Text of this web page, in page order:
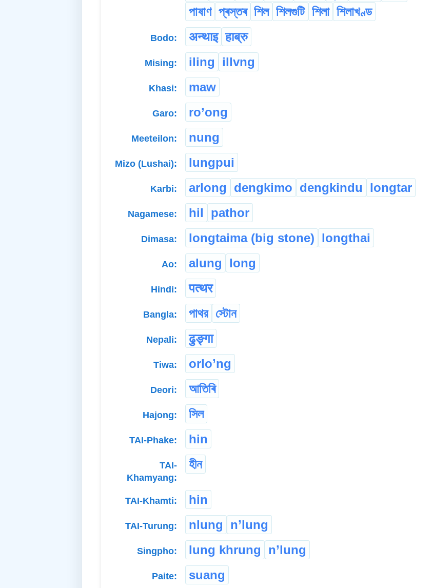
পাষাণ প্ৰস্তৰ শিল শিলগুটি শিলা শিলাখণ্ড
Bodo: अन्थाइ हाब्रु
Mising: iling illvng
Khasi: maw
Garo: ro’ong
Meeteilon: nung
Mizo (Lushai): lungpui
Karbi: arlong dengkimo dengkindu longtar
Nagamese: hil pathor
Dimasa: longtaima (big stone) longthai
Ao: alung long
Hindi: पत्थर
Bangla: পাথর স্টোন
Nepali: ढुङ्गा
Tiwa: orlo’ng
Deori: আতিৰি
Hajong: সিল
TAI-Phake: hin
TAI-
Khamyang:
হীন
TAI-Khamti: hin
TAI-Turung: nlung n’lung
Singpho: lung khrung n’lung
Paite: suang